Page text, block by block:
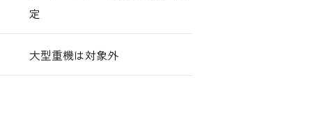
定
大型重機は対象外